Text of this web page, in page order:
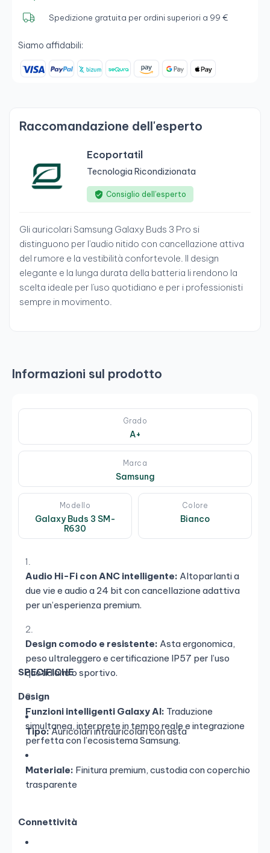
Spedizione gratuita per ordini superiori a 99 €
Siamo affidabili:
Raccomandazione dell'esperto
Ecoportatil
Tecnologia Ricondizionata
Consiglio dell’esperto
Gli auricolari Samsung Galaxy Buds 3 Pro si
distinguono per l'audio nitido con cancellazione attiva
del rumore e la vestibilità confortevole. Il design
elegante e la lunga durata della batteria li rendono la
scelta ideale per l'uso quotidiano e per i professionisti
sempre in movimento.
Informazioni sul prodotto
Grado
A+
Marca
Samsung
Modello
Galaxy Buds 3 SM-
R630
Colore
Bianco
Audio Hi-Fi con ANC intelligente: Altoparlanti a
due vie e audio a 24 bit con cancellazione adattiva
per un’esperienza premium.
Design comodo e resistente: Asta ergonomica,
peso ultraleggero e certificazione IP57 per l’uso
quotidiano o sportivo.
Funzioni intelligenti Galaxy AI: Traduzione
simultanea, interprete in tempo reale e integrazione
perfetta con l’ecosistema Samsung.
SPECIFICHE
Design
Tipo:Auricolari intrauricolari con asta
Materiale: Finitura premium, custodia con coperchio
trasparente
Connettività